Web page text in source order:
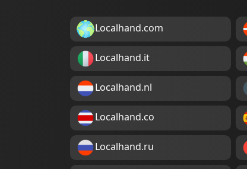
Localhand.com
Localhand.it
Localhand.nl
Localhand.co
Localhand.ru